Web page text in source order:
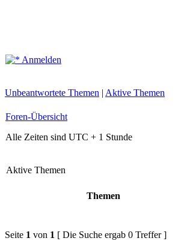
Anmelden
Unbeantwortete Themen | Aktive Themen
Foren-Übersicht
Alle Zeiten sind UTC + 1 Stunde
Aktive Themen
Themen
Seite 1 von 1 [ Die Suche ergab 0 Treffer ]